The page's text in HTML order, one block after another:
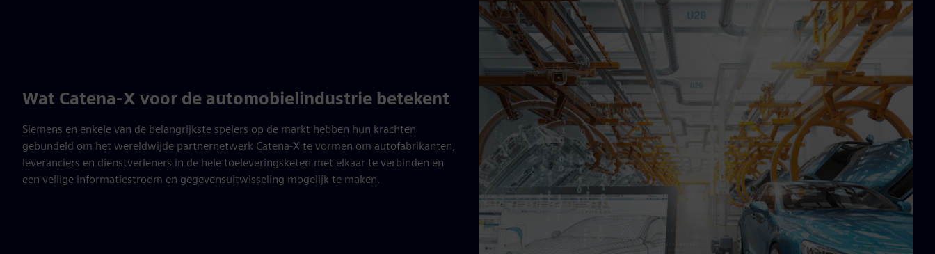
Wat Catena-X voor de automobielindustrie betekent
Siemens en enkele van de belangrijkste spelers op de markt hebben hun krachten
gebundeld om het wereldwijde partnernetwerk Catena-X te vormen om autofabrikanten,
leveranciers en dienstverleners in de hele toeleveringsketen met elkaar te verbinden en
een veilige informatiestroom en gegevensuitwisseling mogelijk te maken.